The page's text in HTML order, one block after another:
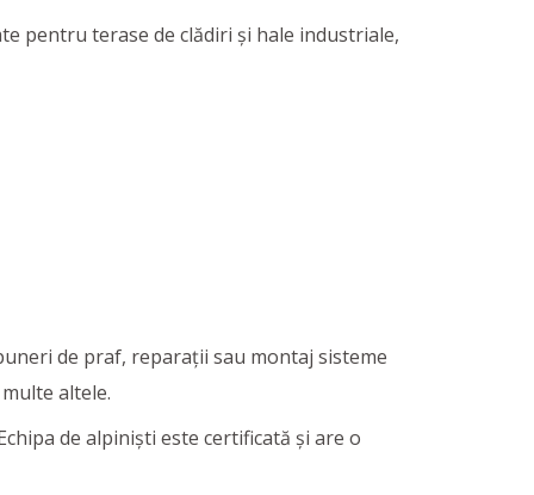
pentru terase de clădiri și hale industriale,
de praf, reparații sau montaj sisteme
altele.
de alpiniști este certificată și are o